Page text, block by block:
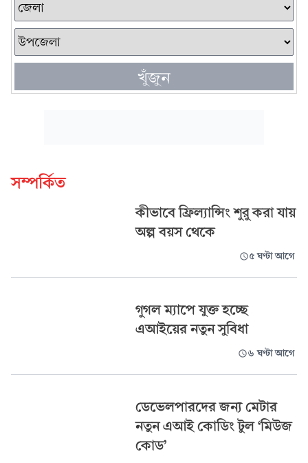
খুঁজুন
সম্পর্কিত
কীভাবে ফ্রিল্যান্সিং শুরু করা যায়
অল্প বয়স থেকে
৫ ঘণ্টা আগে
গুগল ম্যাপে যুক্ত হচ্ছে
এআইয়ের নতুন সুবিধা
৬ ঘণ্টা আগে
ডেভেলপারদের জন্য মেটার
নতুন এআই কোডিং টুল ‘মিউজ
কোড’